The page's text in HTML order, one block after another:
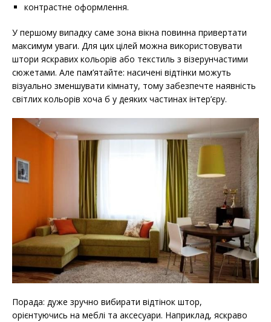
контрастне оформлення.
У першому випадку саме зона вікна повинна привертати
максимум уваги. Для цих цілей можна використовувати
штори яскравих кольорів або текстиль з візерунчастими
сюжетами. Але пам’ятайте: насичені відтінки можуть
візуально зменшувати кімнату, тому забезпечте наявність
світлих кольорів хоча б у деяких частинах інтер’єру.
Порада: дуже зручно вибирати відтінок штор,
орієнтуючись на меблі та аксесуари. Наприклад, яскраво